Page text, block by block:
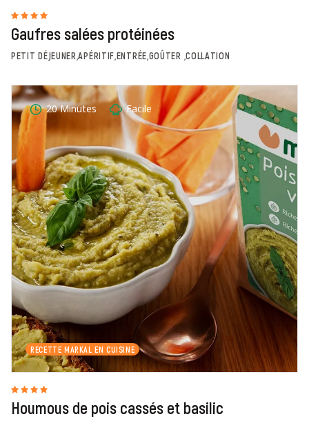
Gaufres salées protéinées
PETIT DÉJEUNER,APÉRITIF,ENTRÉE,GOÛTER ,COLLATION
RECETTE MARKAL EN CUISINE
Houmous de pois cassés et basilic
20 Minutes Facile